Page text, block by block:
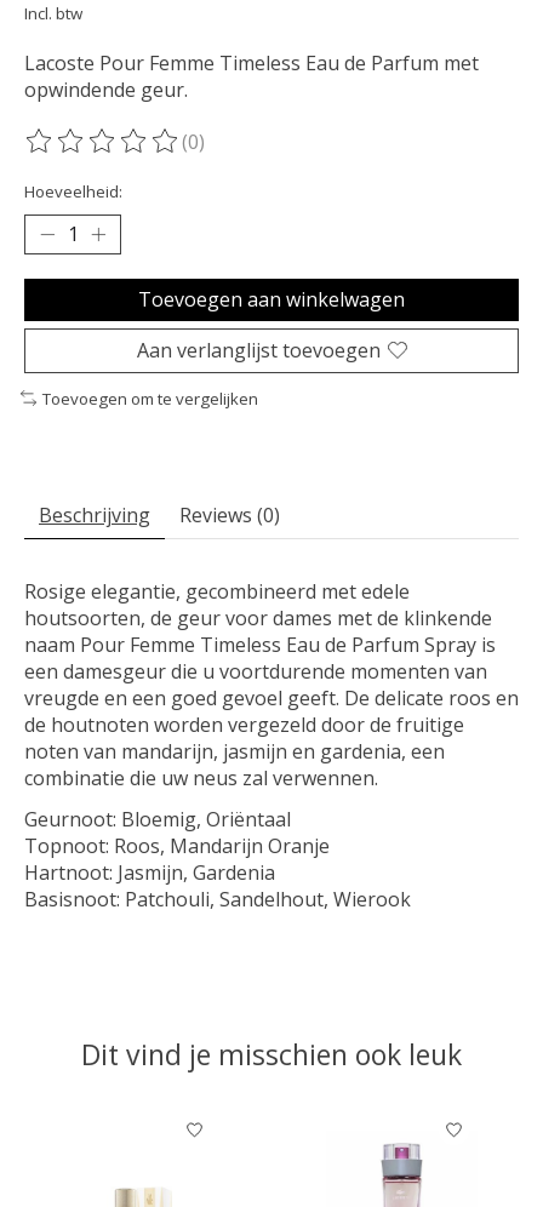
Incl. btw
Lacoste Pour Femme Timeless Eau de Parfum met
opwindende geur.
De beoordeling van dit product is
(0)
Hoeveelheid:
Toevoegen aan winkelwagen
Aan verlanglijst toevoegen
Toevoegen om te vergelijken
Beschrijving Reviews (0)
Rosige elegantie, gecombineerd met edele
houtsoorten, de geur voor dames met de klinkende
naam Pour Femme Timeless Eau de Parfum Spray is
een damesgeur die u voortdurende momenten van
vreugde en een goed gevoel geeft. De delicate roos en
de houtnoten worden vergezeld door de fruitige
noten van mandarijn, jasmijn en gardenia, een
combinatie die uw neus zal verwennen.
Geurnoot: Bloemig, Oriëntaal
Topnoot: Roos, Mandarijn Oranje
Hartnoot: Jasmijn, Gardenia
Basisnoot: Patchouli, Sandelhout, Wierook
Dit vind je misschien ook leuk
Items van productcarrousel